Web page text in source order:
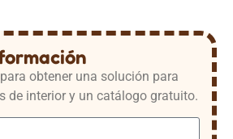
obtener una solución para
de interior y un catálogo gratuito.